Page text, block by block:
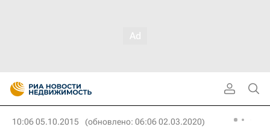
10:06 05.10.2015 (обновлено: 06:06 02.03.2020)